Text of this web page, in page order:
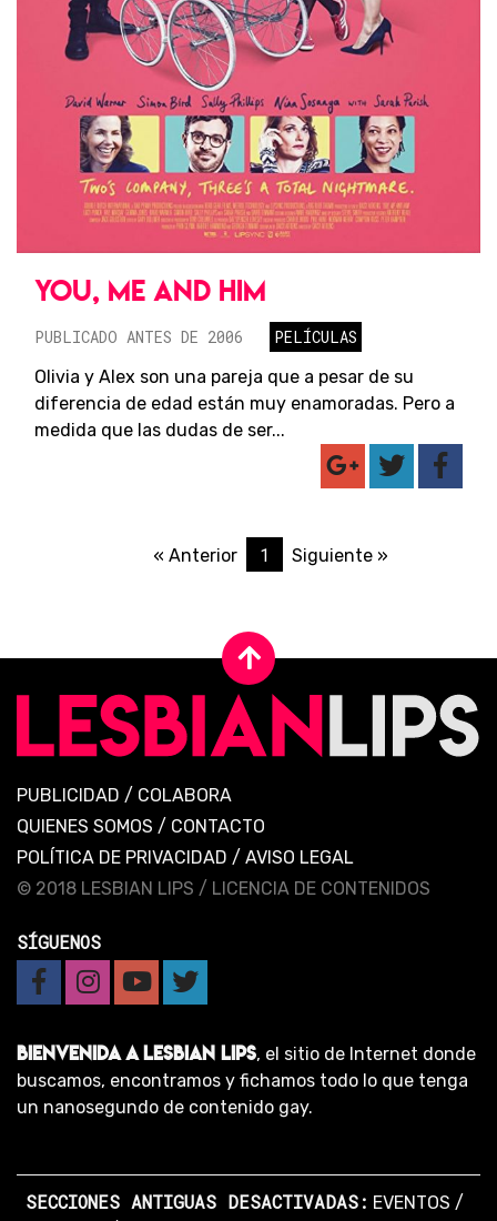
YOU, ME AND HIM
PUBLICADO ANTES DE 2006
PELÍCULAS
Olivia y Alex son una pareja que a pesar de su
diferencia de edad están muy enamoradas. Pero a
medida que las dudas de ser...
« Anterior 1 Siguiente »
PUBLICIDAD / COLABORA
QUIENES SOMOS / CONTACTO
POLÍTICA DE PRIVACIDAD / AVISO LEGAL
© 2018 LESBIAN LIPS / LICENCIA DE CONTENIDOS
SÍGUENOS
BIENVENIDA A LESBIAN LIPS, el sitio de Internet donde
buscamos, encontramos y fichamos todo lo que tenga
un nanosegundo de contenido gay.
SECCIONES ANTIGUAS DESACTIVADAS: EVENTOS /